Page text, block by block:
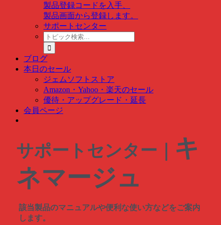
製品登録コードを入手、
製品画面から登録します。
サポートセンター
ト
ピ
ッ
ク
検
索
…
ブログ
本日のセール
ジェムソフトストア
Amazon・Yahoo・楽天のセール
優待・アップグレード・延長
会員ページ
サポートセンター｜
キ
ネマージュ
該当製品のマニュアルや便利な使い方などをご案内
します。